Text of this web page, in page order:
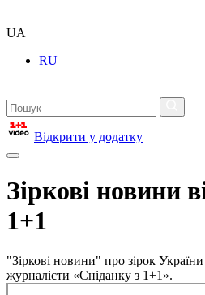
UA
RU
Відкрити у додатку
Зіркові новини
1+1
"Зіркові новини" про зірок
журналісти «Сніданку з 1+1».